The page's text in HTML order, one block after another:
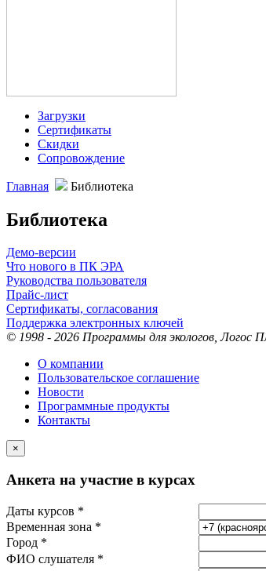
Загрузки
Сертификаты
Скидки
Сопровождение
Главная Библиотека
Библиотека
Демо-версии
Что нового в ПК ЭРА
Руководства пользователя
Прайс-лист
Сертификаты, согласования
Поддержка электронных ключей
© 1998 - 2026 Программы для экологов, Логос
О компании
Пользовательское соглашение
Новости
Программные продукты
Контакты
×
Анкета на участие в курсах
Даты курсов *
Временная зона *
Город *
ФИО слушателя *